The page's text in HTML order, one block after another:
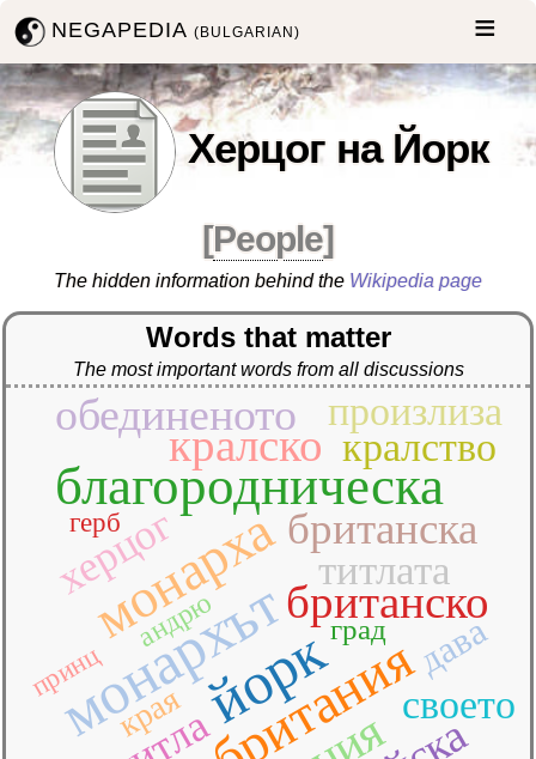
NEGAPEDIA(BULGARIAN)
Херцог на Йорк
[People]
The hidden information behind the Wikipedia page
Words that matter
The most important words from all discussions
йорк
монархът
монарха
благородническа
британско
кралско
обединеното
британска
херцог титлата
кралство
произлиза
своето
дава
края
град
андрю
герб
принц